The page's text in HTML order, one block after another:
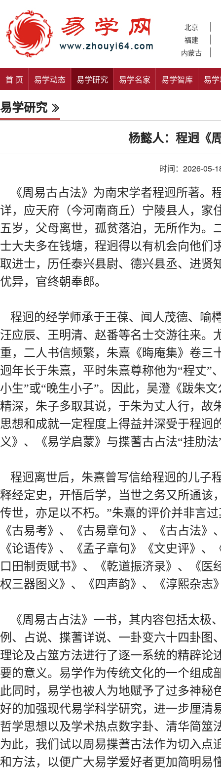
北京
福建
内蒙古
首 页 易学动态 易学研究 易学名家 易学智库 易
易学研究
杨懿人：程迥《
时间：2026-05-
《周易古占法》为南宋学者程迥所著
详，应天府（今河南商丘）宁陵县人，家
五岁，父母离世，孤贫落泊，无所作为。
士大夫多在钱塘，程迥得以有机会向他们
取进士，历任泰兴县尉、德兴县丞、进贤
优异，官终朝奉郎。
程迥的经学师承于王葆、闻人茂德、喻
汪应辰、王明清、赵番等名士交游往来。
重，二人书信频繁，朱熹《晦庵集》卷三
迥年长于朱熹，平时朱熹尊称他为“程丈”
小生”或“晚生小子”。因此，吴澄《跋朱
精深，朱子多取其说，于朱为丈人行，故
思想和成就一定程度上得益并深受于程迥
义》、《易学启蒙》与揲蓍古占法“挂肋法
程迥离世后，朱熹曾写信给程迥的儿子
释经定史，开悟后学，当世之务又所通该
传世，亦足以不朽。”朱熹的评价并非言
《古易考》、《古易章句》、《古占法
《论语传》、《孟子章句》《文史评》
口田制贡赋书》、《乾道振济录》、《
权三器图义》、《四声韵》、《淳熙杂志
《周易古占法》一书，其内容包括太
例、占说、揲蓍详说、一卦变六十四卦图
理论及占筮方法进行了逐一系统的精辟论
要的意义。易学作为传统文化的一个组成
此同时，易学也被人为地赋予了过多神
好的加强现代易学科学研究，进一步厘清
哲学思想以及学术热点数字卦、清华简筮
为此，我们试以周易揲蓍古法作为切入点
和方法，以便广大易学爱好者更加简明易